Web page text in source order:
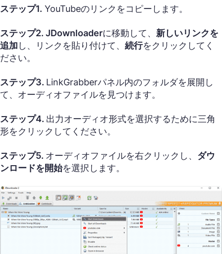
ステップ1. YouTubeのリンクをコピーします。
ステップ2. JDownloaderに移動して、 新しいリンクを
追加 し、リンクを貼り付けて、 続行をクリックしてく
ださい。
ステップ3. LinkGrabberパネル内のフォルダを展開し
て、オーディオファイルを見つけます。
ステップ4. 出力オーディオ形式を選択するために三角
形をクリックしてください。
ステップ5. オーディオファイルを右クリックし、 ダウ
ンロードを開始を選択します。